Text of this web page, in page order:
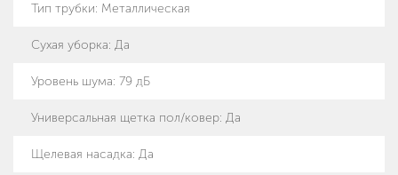
Тип трубки: Металлическая
Сухая уборка: Да
Уровень шума: 79 дБ
Универсальная щетка пол/ковер: Да
Щелевая насадка: Да